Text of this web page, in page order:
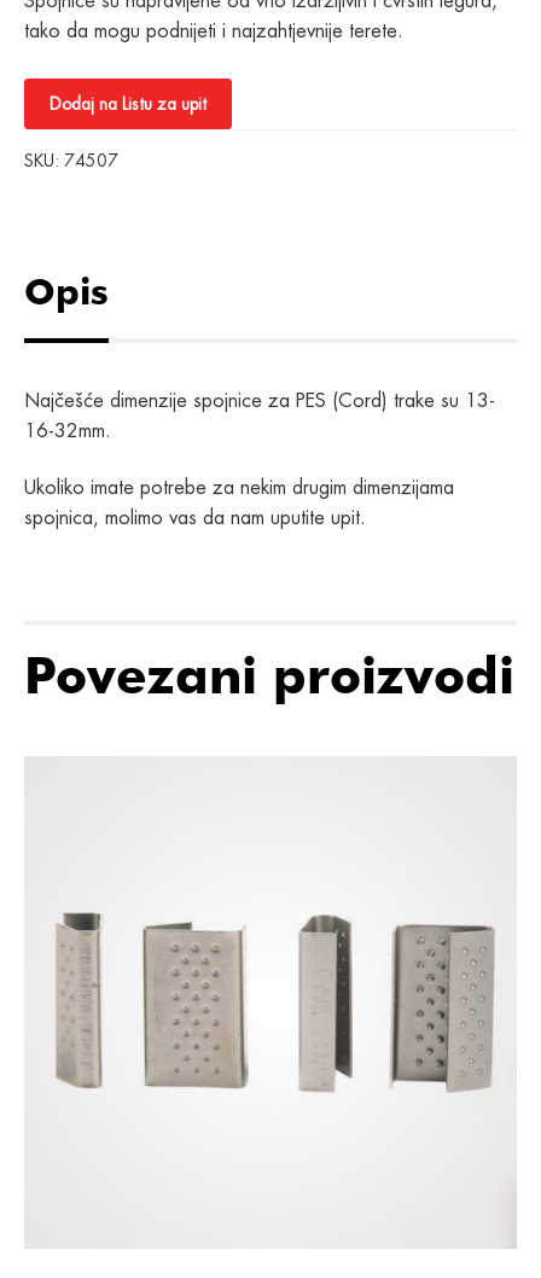
tako da mogu podnijeti i najzahtjevnije terete.
Dodaj na Listu za upit
SKU: 74507
Opis
Najčešće dimenzije spojnice za PES (Cord) trake su 13-
16-32mm.
Ukoliko imate potrebe za nekim drugim dimenzijama
spojnica, molimo vas da nam uputite upit.
Povezani proizvodi